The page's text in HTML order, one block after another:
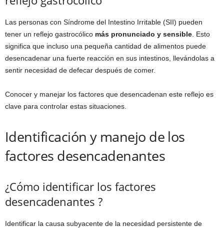
Las personas con Síndrome del Intestino Irritable (SII) pueden
tener un reflejo gastrocólico más pronunciado y sensible . Esto
significa que incluso una pequeña cantidad de alimentos puede
desencadenar una fuerte reacción en sus intestinos, llevándolas a
sentir necesidad de defecar después de comer.
Conocer y manejar los factores que desencadenan este reflejo es
clave para controlar estas situaciones.
Identificación y manejo de los
factores desencadenantes
¿Cómo identificar los factores
desencadenantes ?
Identificar la causa subyacente de la necesidad persistente de